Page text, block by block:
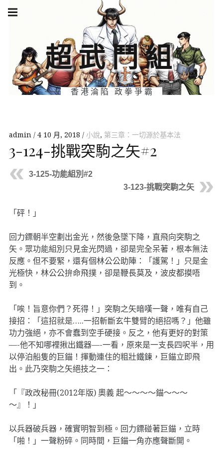
Skip
超武鬥組
香港淪陷 政拳爭霸
navigation
admin 4 10 月, 2018 小說, 第三章：一切源於基本法
3-124-挑戰突駒之矢#2
3-125-功能組別#2
3-123-挑戰突駒之矢
「砰！」
回力鏢朝半空劃出金光，然後急墜下降，直飛向突駒之
矢。眾功能組別只見金光閃過，卻是完全呆著，根本無法
反應。但不要緊，還有個林公公助陣：「護駕！」只是金
光極快，林公公拚命飛撲，卻是鞭長莫及，波皮都摸唔
到。
「唉！旨意你們？死得！」突駒之矢暗嘆一聲，唯有自己
接招：「這招就是…..一招斬斷玄牛雙臂的絕招嗎？」他雖
功力強絕，亦不會蠢到空手硬接。反之，他有更好的對策
—-他不知哪裡揪出鐵器—-一看，原來是一支長四呎半，用
以停泊船隻的巨錨！揮動連住的粗壯鐵鍊，巨錨立即飛
出。此乃突駒之矢絕技之一：
「『政改秘冊(2012年版) 奧義 起～～～～錨～～～
～』！」
以兵器破兵器，確實明智到極。回力鏢碰著巨錨，立時
「啪！」一聲粉碎。同時間，巨錨一角亦應聲斷開。